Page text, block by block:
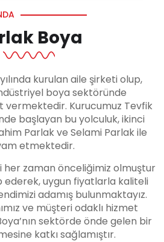
Boya
kurulan aile şirketi olup,
boya sektöründe
vermektedir. Kurucumuz Tevfik
başlayan bu yolculuk, ikinci
Parlak ve Selami Parlak ile
etmektedir.
her zaman önceliğimiz olmuştur
ederek, uygun fiyatlarla kaliteli
adamış bulunmaktayız.
ve müşteri odaklı hizmet
sektörde önde gelen bir
katkı sağlamıştır.